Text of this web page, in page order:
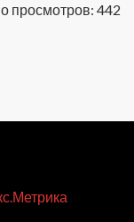
просмотров: 442